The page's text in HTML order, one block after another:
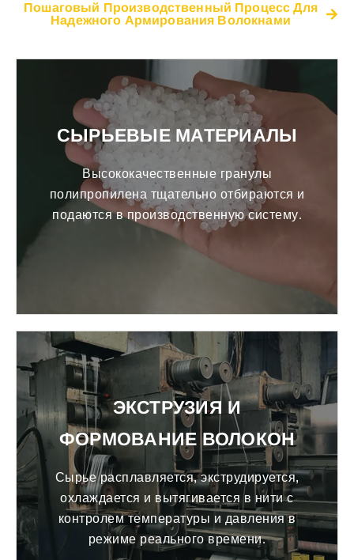
Пошаговый Производственный Процесс Для
Надежного Армирования Волокнами
СЫРЬЕВЫЕ МАТЕРИАЛЫ
Высококачественные гранулы
полипропилена тщательно отбираются и
подаются в производственную систему.
ЭКСТРУЗИЯ И
ФОРМОВАНИЕ ВОЛОКОН
Сырье расплавляется, экструдируется,
охлаждается и вытягивается в нити с
контролем температуры и давления в
режиме реального времени.